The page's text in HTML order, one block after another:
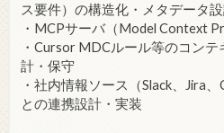
ス要件）の構造化・メタデータ
・MCPサーバ（Model Context
・Cursor MDCルール等のコン
計・保守
・社内情報ソース（Slack、Jira
との連携設計・実装